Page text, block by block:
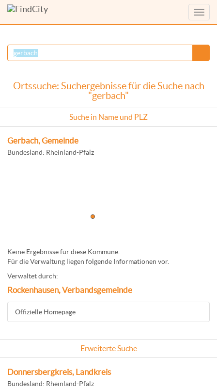
Menü
Ortssuche: Suchergebnisse für die Suche nach
"gerbach"
Suche in Name und PLZ
Gerbach, Gemeinde
Bundesland: Rheinland-Pfalz
Keine Ergebnisse für diese Kommune.
Für die Verwaltung liegen folgende Informationen vor.
Verwaltet durch:
Rockenhausen, Verbandsgemeinde
Offizielle Homepage
Erweiterte Suche
Donnersbergkreis, Landkreis
Bundesland: Rheinland-Pfalz